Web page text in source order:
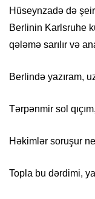
Hüseynzadə də
Berlinin Karlsruhe
qələmə sarılır və
Berlində yazıram,
Tərpənmir sol
Həkimlər soruşur
Topla bu dərdimi,